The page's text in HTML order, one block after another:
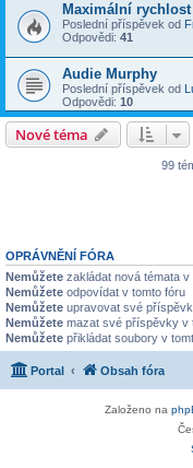
Maximální rychlost
Poslední příspěvek od
Odpovědi: 41
Audie Murphy
Poslední příspěvek od
Odpovědi: 10
Nové téma
99
OPRÁVNĚNÍ FÓRA
Nemůžete zakládat nová témata v
Nemůžete odpovídat v tomto fóru
Nemůžete upravovat své
Nemůžete mazat své příspěvky v
Nemůžete přikládat soubory v
Portal Obsah fóra
Založeno na